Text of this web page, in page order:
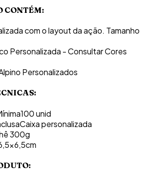
CONTÉM:
com o layout da ação. Tamanho
Personalizada - Consultar Cores
Personalizados
100 unid
Caixa personalizada
300g